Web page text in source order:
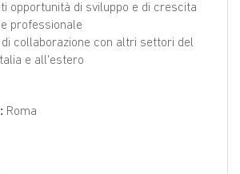
opportunità di sviluppo e di crescita
professionale
collaborazione con altri settori del
e all'estero
Roma